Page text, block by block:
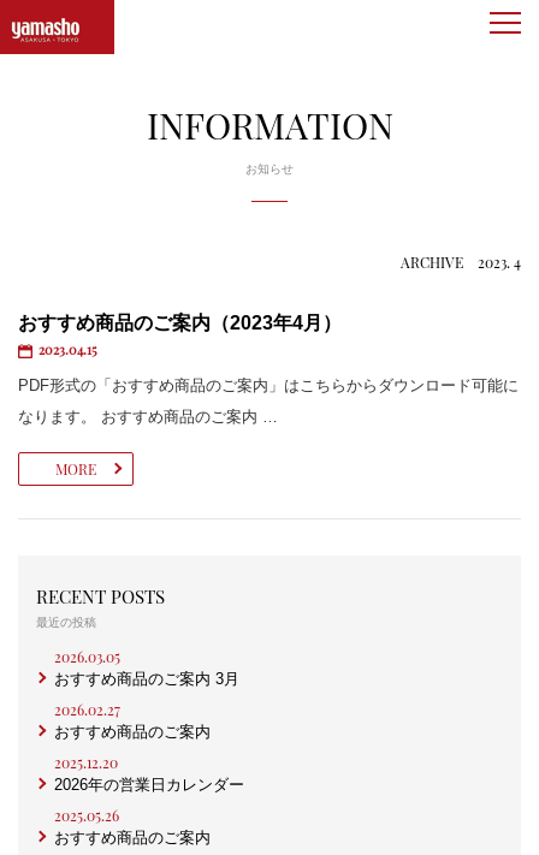
INFORMATION
お知らせ
ARCHIVE 2023. 4
おすすめ商品のご案内（2023年4月）
2023.04.15
PDF形式の「おすすめ商品のご案内」はこちらからダウンロード可能に
なります。 おすすめ商品のご案内 …
MORE
RECENT POSTS
最近の投稿
2026.03.05
おすすめ商品のご案内 3月
2026.02.27
おすすめ商品のご案内
2025.12.20
2026年の営業日カレンダー
2025.05.26
おすすめ商品のご案内